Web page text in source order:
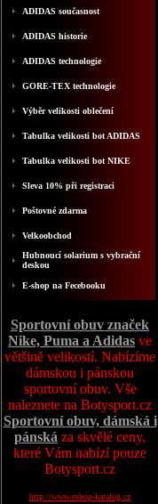
ADIDAS současnost
ADIDAS historie
ADIDAS technologie
GORE-TEX technologie
Výběr velikosti oblečení
Tabulka velikosti bot ADIDAS
Tabulka velikosti bot NIKE
Sleva 10% při registraci
Poštovné zdarma
Velkoobchod
Hubnoucí solarium s vybrační
deskou
E-shop na Fecebooku
Sportovní obuv značek
Nike, Puma a Adidas ve
většině velikostí. Nabízíme
dámskou i pánskou
sportovní obuv. Vše
naleznete na Botysport.cz
Sportovní obuv, dámská i
pánská za skvělé ceny,
které Vám nabízí pouze
Botysport.cz
http://www.eshop-katalog.cz